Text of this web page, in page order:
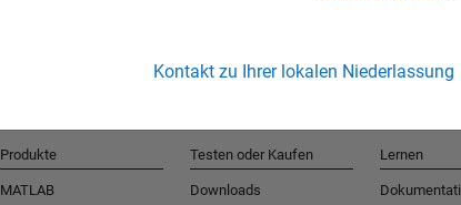
Kontakt zu Ihrer lokalen Niederlassung
Produkte
MATLAB
Testen oder Kaufen
Downloads
Lernen